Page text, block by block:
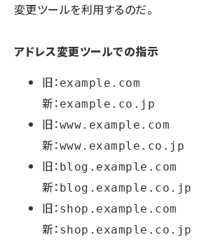
変更ツールを利用するのだ。
アドレス変更ツールでの指示
旧： example.com
新： example.co.jp
旧：www.example.com
新：www.example.co.jp
旧： blog.example.com
新： blog.example.co.jp
旧： shop.example.com
新： shop.example.co.jp